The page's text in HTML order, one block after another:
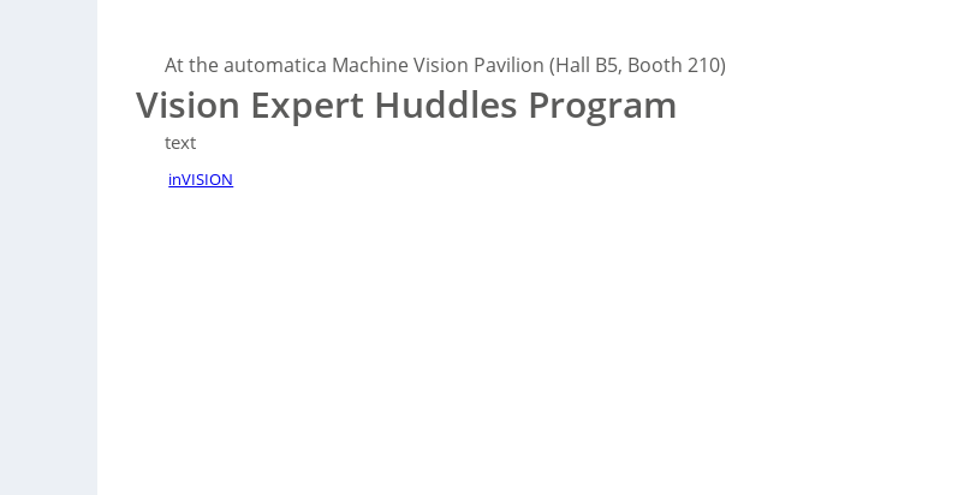
At the automatica Machine Vision Pavilion (Hall B5, Booth 210)
Vision Expert Huddles Program
text
inVISION